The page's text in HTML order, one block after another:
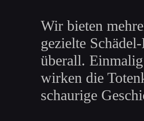
Wir bieten
gezielte
überall.
wirken die
schaurige